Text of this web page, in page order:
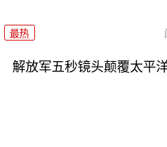
最热
解放军五秒镜头颠覆太平